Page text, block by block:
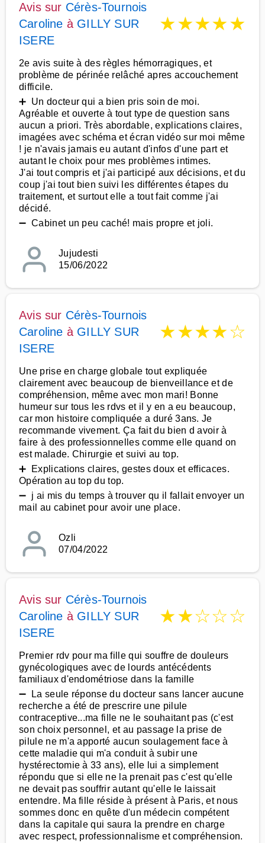
Avis sur Cérès-Tournois
Caroline à GILLY SUR
ISERE
★★★★★
2e avis suite à des règles hémorragiques, et
problème de périnée relâché apres accouchement
difficile.
➕ Un docteur qui a bien pris soin de moi.
Agréable et ouverte à tout type de question sans
aucun a priori. Très abordable, explications claires,
imagées avec schéma et écran vidéo sur moi même
! je n'avais jamais eu autant d'infos d'une part et
autant le choix pour mes problèmes intimes.
J'ai tout compris et j'ai participé aux décisions, et du
coup j'ai tout bien suivi les différentes étapes du
traitement, et surtout elle a tout fait comme j'ai
décidé.
➖ Cabinet un peu caché! mais propre et joli.
Jujudesti
15/06/2022
Avis sur Cérès-Tournois
Caroline à GILLY SUR
ISERE
★★★★☆
Une prise en charge globale tout expliquée
clairement avec beaucoup de bienveillance et de
compréhension, même avec mon mari! Bonne
humeur sur tous les rdvs et il y en a eu beaucoup,
car mon histoire compliquée a duré 3ans. Je
recommande vivement. Ça fait du bien d avoir à
faire à des professionnelles comme elle quand on
est malade. Chirurgie et suivi au top.
➕ Explications claires, gestes doux et efficaces.
Opération au top du top.
➖ j ai mis du temps à trouver qu il fallait envoyer un
mail au cabinet pour avoir une place.
Ozli
07/04/2022
Avis sur Cérès-Tournois
Caroline à GILLY SUR
ISERE
★★☆☆☆
Premier rdv pour ma fille qui souffre de douleurs
gynécologiques avec de lourds antécédents
familiaux d'endométriose dans la famille
➖ La seule réponse du docteur sans lancer aucune
recherche a été de prescrire une pilule
contraceptive...ma fille ne le souhaitant pas (c'est
son choix personnel, et au passage la prise de
pilule ne m'a apporté aucun soulagement face à
cette maladie qui m'a conduit à subir une
hystérectomie à 33 ans), elle lui a simplement
répondu que si elle ne la prenait pas c'est qu'elle
ne devait pas souffrir autant qu'elle le laissait
entendre. Ma fille réside à présent à Paris, et nous
sommes donc en quête d'un médecin compétent
dans la capitale qui saura la prendre en charge
avec respect, professionnalisme et compréhension.